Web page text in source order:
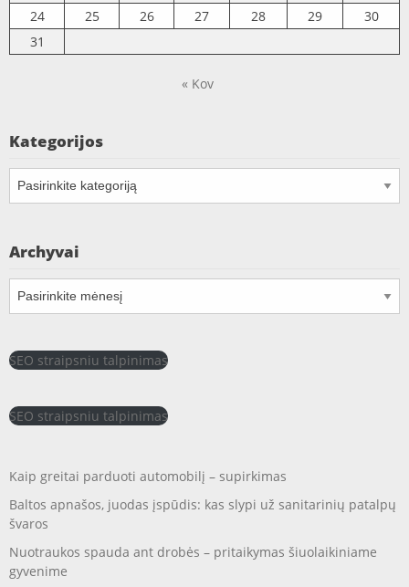
24
25 26 27 28 29
30
31
« Kov
Kategorijos
Archyvai
SEO straipsniu talpinimas
SEO straipsniu talpinimas
Kaip greitai parduoti automobilį – supirkimas
Baltos apnašos, juodas įspūdis: kas slypi už sanitarinių patalpų
švaros
Nuotraukos spauda ant drobės – pritaikymas šiuolaikiniame
gyvenime